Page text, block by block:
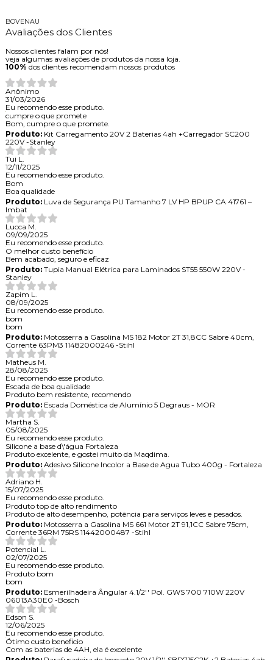
BOVENAU
Avaliações dos Clientes
Nossos clientes falam por nós!
veja algumas avaliações de produtos da nossa loja.
100% dos clientes recomendam nossos produtos
Anônimo
31/03/2026
Eu recomendo esse produto.
cumpre o que promete
Bom, cumpre o que promete.
Produto:Kit Carregamento 20V 2 Baterias 4ah +Carregador SC200
220V -Stanley
Tui L.
12/11/2025
Eu recomendo esse produto.
Bom
Boa qualidade
Produto:Luva de Segurança PU Tamanho 7 LV HP BPUP CA 41761 –
Imbat
Lucca M.
09/09/2025
Eu recomendo esse produto.
O melhor custo benefício
Bem acabado, seguro e eficaz
Produto:Tupia Manual Elétrica para Laminados ST55 550W 220V -
Stanley
Zapim L.
08/09/2025
Eu recomendo esse produto.
bom
bom
Produto:Motosserra a Gasolina MS 182 Motor 2T 31,8CC Sabre 40cm,
Corrente 63PM3 11482000246 -Stihl
Matheus M.
28/08/2025
Eu recomendo esse produto.
Escada de boa qualidade
Produto bem resistente, recomendo
Produto:Escada Doméstica de Alumínio 5 Degraus - MOR
Martha S.
05/08/2025
Eu recomendo esse produto.
Silicone a base d\'água Fortaleza
Produto excelente, e gostei muito da Maqdima.
Produto:Adesivo Silicone Incolor a Base de Agua Tubo 400g - Fortaleza
Adriano H.
15/07/2025
Eu recomendo esse produto.
Produto top de alto rendimento
Produto de alto desempenho, potência para serviços leves e pesados.
Produto:Motosserra a Gasolina MS 661 Motor 2T 91,1CC Sabre 75cm,
Corrente 36RM 75RS 11442000487 -Stihl
Potencial L.
02/07/2025
Eu recomendo esse produto.
Produto bom
bom
Produto:Esmerilhadeira Ângular 4.1/2'' Pol. GWS 700 710W 220V
06013A30E0 -Bosch
Edson S.
12/06/2025
Eu recomendo esse produto.
Ótimo custo beneficio
Com as baterias de 4AH, ela é excelente